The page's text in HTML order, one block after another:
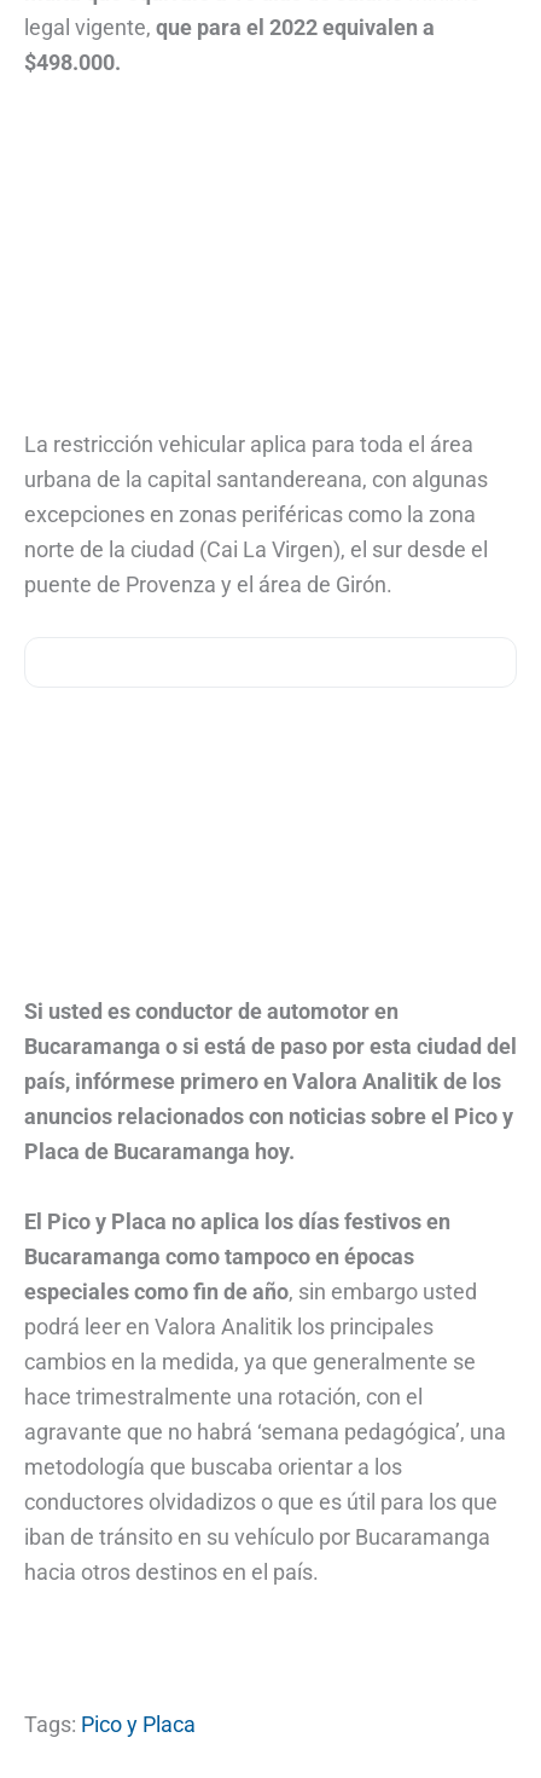
legal vigente, que para el 2022 equivalen a
$498.000.
La restricción vehicular aplica para toda el área
urbana de la capital santandereana, con algunas
excepciones en zonas periféricas como la zona
norte de la ciudad (Cai La Virgen), el sur desde el
puente de Provenza y el área de Girón.
Si usted es conductor de automotor en
Bucaramanga o si está de paso por esta ciudad del
país, infórmese primero en Valora Analitik de los
anuncios relacionados con noticias sobre el Pico y
Placa de Bucaramanga hoy.
El Pico y Placa no aplica los días festivos en
Bucaramanga como tampoco en épocas
especiales como fin de año, sin embargo usted
podrá leer en Valora Analitik los principales
cambios en la medida, ya que generalmente se
hace trimestralmente una rotación, con el
agravante que no habrá ‘semana pedagógica’, una
metodología que buscaba orientar a los
conductores olvidadizos o que es útil para los que
iban de tránsito en su vehículo por Bucaramanga
hacia otros destinos en el país.
Tags: Pico y Placa